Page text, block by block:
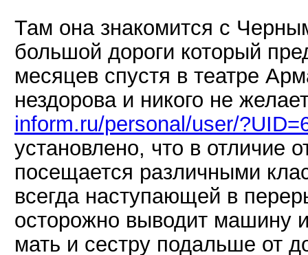
Там она знакомится с
большой дороги который
месяцев спустя в театре
нездорова и никого не
inform.ru/personal/user/
установлено, что в отличие
посещается различными
всегда наступающей в
осторожно выводит машину
мать и сестру подальше от